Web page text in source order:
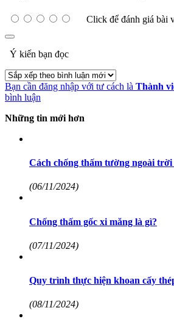
Click để đánh giá bài
Ý kiến bạn đọc
Bạn cần đăng nhập với tư cách là Thành
bình luận
Những tin mới hơn
Cách chống thấm tường ngoài trời
(06/11/2024)
Chống thấm gốc xi măng là gì?
(07/11/2024)
Quy trình thực hiện khoan cấy
(08/11/2024)